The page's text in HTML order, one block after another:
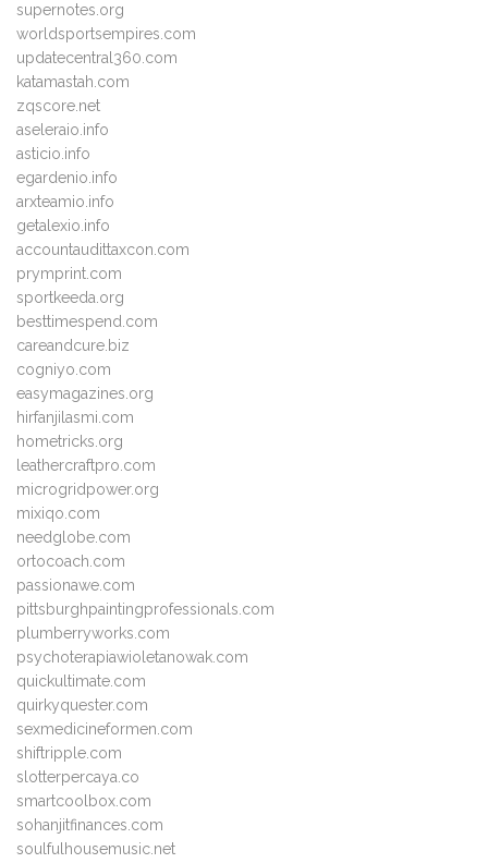
supernotes.org
worldsportsempires.com
updatecentral360.com
katamastah.com
zqscore.net
aseleraio.info
asticio.info
egardenio.info
arxteamio.info
getalexio.info
accountaudittaxcon.com
prymprint.com
sportkeeda.org
besttimespend.com
careandcure.biz
cogniyo.com
easymagazines.org
hirfanjilasmi.com
hometricks.org
leathercraftpro.com
microgridpower.org
mixiqo.com
needglobe.com
ortocoach.com
passionawe.com
pittsburghpaintingprofessionals.com
plumberryworks.com
psychoterapiawioletanowak.com
quickultimate.com
quirkyquester.com
sexmedicineformen.com
shiftripple.com
slotterpercaya.co
smartcoolbox.com
sohanjitfinances.com
soulfulhousemusic.net